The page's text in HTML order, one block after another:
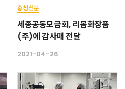
충청신문
세종공동모금회, 리봄화장품
(주)에 감사패 전달
2021-04-26